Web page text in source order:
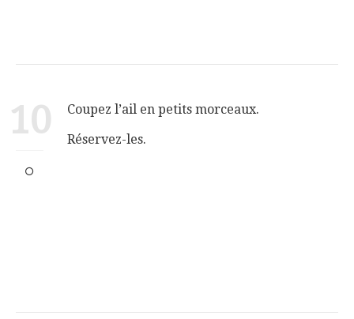
10
Coupez l’ail en petits morceaux.
Réservez-les.